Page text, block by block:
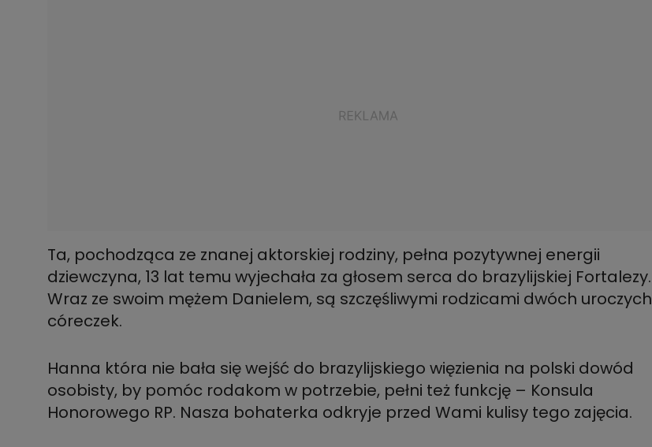
Ta, pochodząca ze znanej aktorskiej rodziny, pełna pozytywnej energii
dziewczyna, 13 lat temu wyjechała za głosem serca do brazylijskiej Fortalezy.
Wraz ze swoim mężem Danielem, są szczęśliwymi rodzicami dwóch uroczych
córeczek.
Hanna która nie bała się wejść do brazylijskiego więzienia na polski dowód
osobisty, by pomóc rodakom w potrzebie, pełni też funkcję – Konsula
Honorowego RP. Nasza bohaterka odkryje przed Wami kulisy tego zajęcia.